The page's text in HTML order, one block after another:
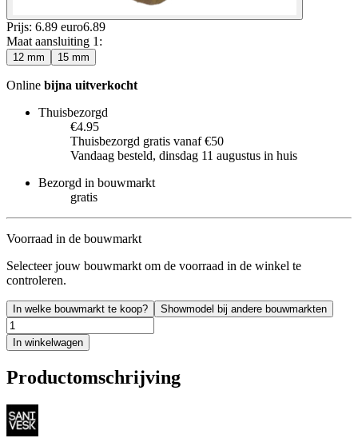
Prijs: 6.89 euro6.89
Maat aansluiting 1 :
12 mm 15 mm
Online bijna uitverkocht
Thuisbezorgd
€4.95
Thuisbezorgd gratis vanaf €50
Vandaag besteld, dinsdag 11 augustus in huis
Bezorgd in bouwmarkt
gratis
Voorraad in de bouwmarkt
Selecteer jouw bouwmarkt om de voorraad in de winkel te
controleren.
In welke bouwmarkt te koop? Showmodel bij andere bouwmarkten
In winkelwagen
Productomschrijving